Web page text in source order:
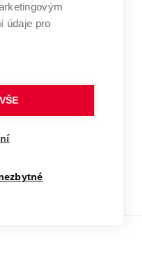
údaje pro